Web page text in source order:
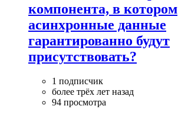
компонента, в котором
асинхронные данные
гарантированно будут
присутствовать?
1 подписчик
более трёх лет назад
94 просмотра